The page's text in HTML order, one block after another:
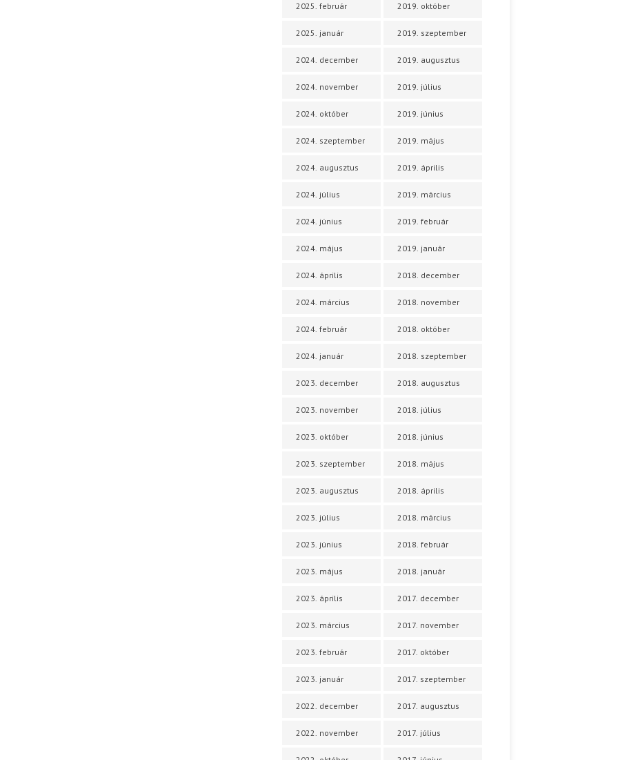
2025. február
2025. január
2024. december
2024. november
2024. október
2024. szeptember
2024. augusztus
2024. július
2024. június
2024. május
2024. április
2024. március
2024. február
2024. január
2023. december
2023. november
2023. október
2023. szeptember
2023. augusztus
2023. július
2023. június
2023. május
2023. április
2023. március
2023. február
2023. január
2022. december
2022. november
2019. október
2019. szeptember
2019. augusztus
2019. július
2019. június
2019. május
2019. április
2019. március
2019. február
2019. január
2018. december
2018. november
2018. október
2018. szeptember
2018. augusztus
2018. július
2018. június
2018. május
2018. április
2018. március
2018. február
2018. január
2017. december
2017. november
2017. október
2017. szeptember
2017. augusztus
2017. július